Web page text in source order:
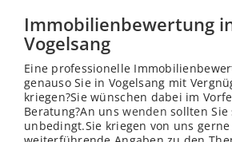
Immobilienbewertung
Vogelsang
Eine professionelle
genauso Sie in Vogelsang mit
kriegen?Sie wünschen dabei im
Beratung?An unswenden sollten Sie
unbedingt.Sie kriegen von uns